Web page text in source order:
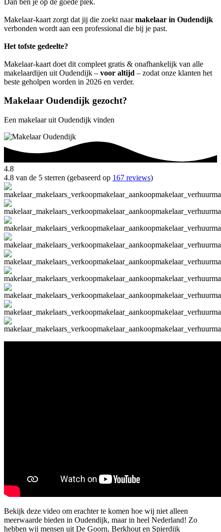
Makelaar-kaart zorgt dat jij die zoekt naarmakelaar in Oudendijk
verbonden wordt aan een professional die bij je past.
Het tofste gedeelte?
Makelaar-kaart doet dit compleet gratis & onafhankelijk van alle
makelaardijen uit Oudendijk – voor altijd – zodat onze klanten het
beste geholpen worden in 2026 en verder.
Makelaar Oudendijk gezocht?
Een makelaar uit Oudendijk vinden
4.8
4.8 van de 5 sterren (gebaseerd op 167 reviews)
Bekijk deze video om erachter te komen hoe wij niet alleen
meerwaarde bieden in Oudendijk, maar in heel Nederland! Zo
hebben wij mensen uit De Goorn, Berkhout en Spierdijk